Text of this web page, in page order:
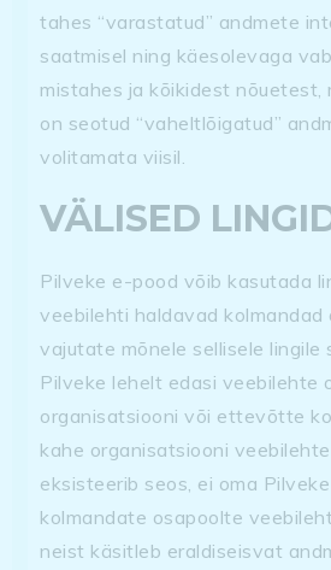
tahes “varastatud” andmete
saatmisel ning käesolevaga
mistahes ja kõikidest nõuetest,
on seotud “vaheltlõigatud”
volitamata viisil.
VÄLISED
Pilveke e-pood võib kasutada
veebilehti haldavad kolmandad
vajutate mõnele sellisele lingile
Pilveke lehelt edasi veebilehte
organisatsiooni või ettevõtte
kahe organisatsiooni
eksisteerib seos, ei oma
kolmandate osapoolte
neist käsitleb eraldiseisvat